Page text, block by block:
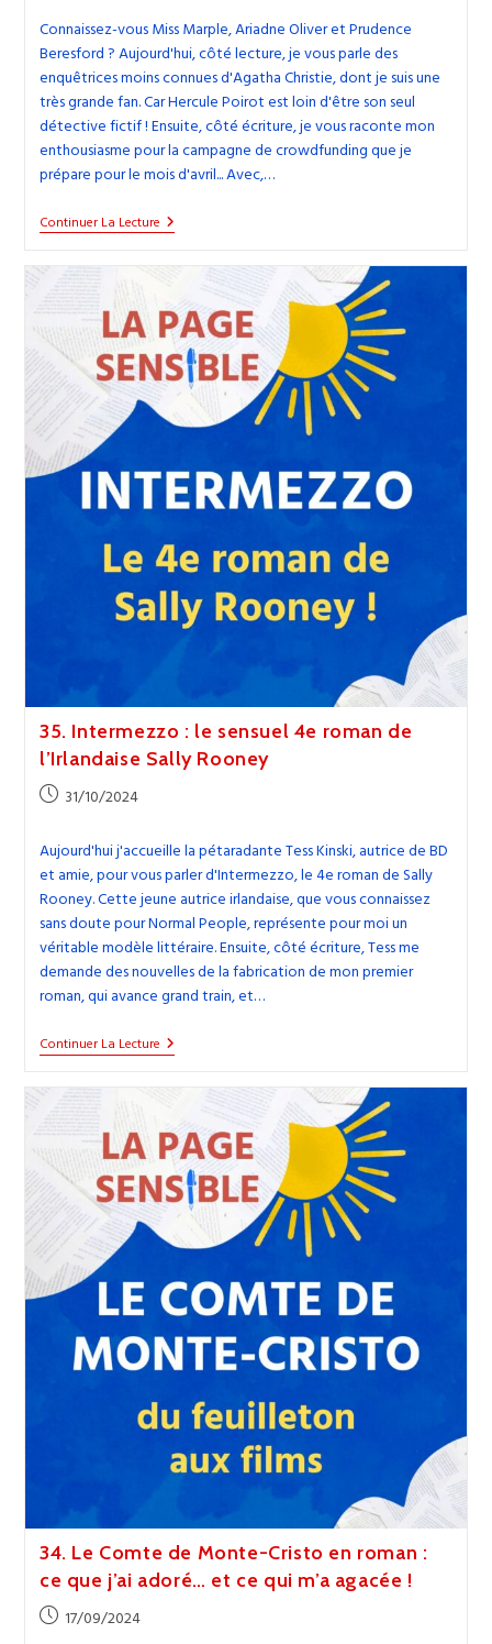
Connaissez-vous Miss Marple, Ariadne Oliver et Prudence
Beresford ? Aujourd'hui, côté lecture, je vous parle des
enquêtrices moins connues d'Agatha Christie, dont je suis une
très grande fan. Car Hercule Poirot est loin d'être son seul
détective fictif ! Ensuite, côté écriture, je vous raconte mon
enthousiasme pour la campagne de crowdfunding que je
prépare pour le mois d'avril... Avec,…
Continuer La Lecture36.
Miss
:
Les
Enquêtrices
Méconnues
D’Agatha
Christie
35. Intermezzo : le sensuel 4e roman de
l’Irlandaise Sally Rooney
Publication
31/10/2024
Aujourd'hui j'accueille la pétaradante Tess Kinski, autrice de BD
et amie, pour vous parler d'Intermezzo, le 4e roman de Sally
Rooney. Cette jeune autrice irlandaise, que vous connaissez
sans doute pour Normal People, représente pour moi un
véritable modèle littéraire. Ensuite, côté écriture, Tess me
demande des nouvelles de la fabrication de mon premier
roman, qui avance grand train, et…
Continuer La Lecture35.
Intermezzo
4e
Roman
De
L’Irlandaise
Sally
Rooney
34. Le Comte de Monte-Cristo en roman :
ce que j’ai adoré… et ce qui m’a agacée !
Publication
17/09/2024